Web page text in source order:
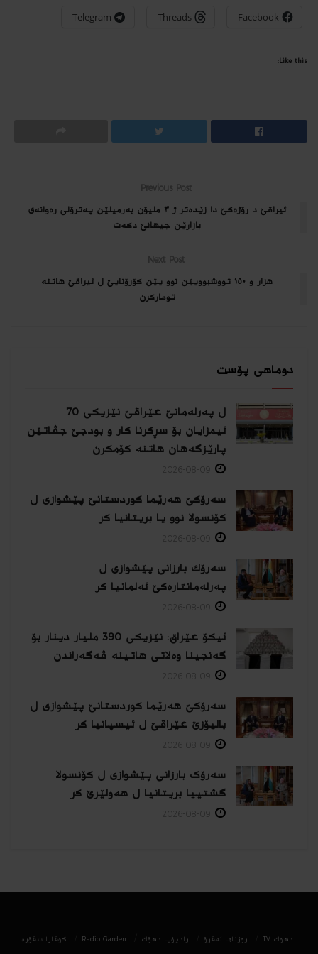
Facebook
Threads
Telegram
Like this:
Previous Post
ئیراقێ د رۆژه‌كێ دا زێده‌تر ژ ٣ ملیۆن به‌رمیلێن په‌ترۆلی ره‌وانه‌ى
بازارێن جیهانێ دكه‌ت
Next Post
هزار و ١٥٠ تووشبوویێن نوو یێن كۆرۆنایێ ل ئیراقێ هاتنه‌
توماركرن
دوماهی پۆست
ل پەرلەمانێ عێراقێ نێزیکی 70
ئیمزایان بۆ سڕکرنا کار و بودجێ جڤاتێن
پارێزگەهان هاتنە کۆمکرن
سەرۆکێ هەرێما کوردستانێ پێشوازی ل
کۆنسولا نوو یا بریتانیا کر
سەرۆك بارزانی پێشوازی ل
پەرلەمانتارەكێ ئەلمانیا كر
ئیکۆ عێراق: نێزیکی 390 ملیار دینار بۆ
گەنجینا وەلاتی هاتینە ڤەگەراندن
سەرۆکێ هەرێما کوردستانێ پێشوازی ل
بالیۆزێ عێراقێ ل ئیسپانیا كر
سەرۆک بارزانی پێشوازی ل کۆنسولا
گشتییا بریتانیا ل هەولێرێ كر
دھوك TV روژناما ئەڤرۆ رادیۆیا دهۆك Radio Garden كوڤارا سڤۆره‌